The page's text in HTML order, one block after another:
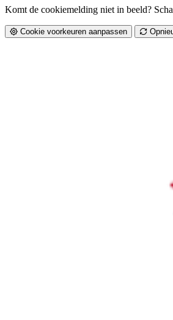
Komt de cookiemelding niet in beeld?
Cookie voorkeuren aanpassen